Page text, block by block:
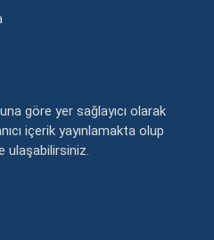
göre yer sağlayıcı olarak
içerik yayınlamakta olup
ulaşabilirsiniz.